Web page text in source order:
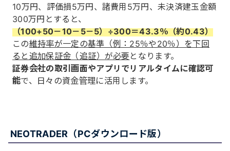
10万円、評価損5万円、諸費用5万円、未決済建玉金額
300万円とすると、
（100+50－10－5－5）÷300＝43.3％（約0.43）
この維持率が一定の基準（例：25％や20％）を下回
ると追加保証金（追証）が必要となります。
証券会社の取引画面やアプリでリアルタイムに確認可
能で、日々の資金管理に活用します。
NEOTRADER（PCダウンロード版）